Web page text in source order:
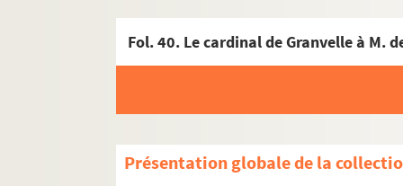
Fol. 40. Le cardinal de Granvelle à M.
Présentation globale de la